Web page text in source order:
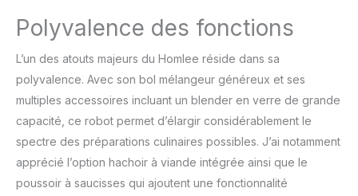
problèmes lors de l'utilisation du
mixeur,veuillez nous contacter
immédiatement. La satisfaction du client est
ce que nous recherchons toujours."
Polyvalence des fonctions
L’un des atouts majeurs du Homlee réside dans sa
polyvalence. Avec son bol mélangeur généreux et ses
multiples accessoires incluant un blender en verre de grande
capacité, ce robot permet d’élargir considérablement le
spectre des préparations culinaires possibles. J’ai notamment
apprécié l’option hachoir à viande intégrée ainsi que le
poussoir à saucisses qui ajoutent une fonctionnalité